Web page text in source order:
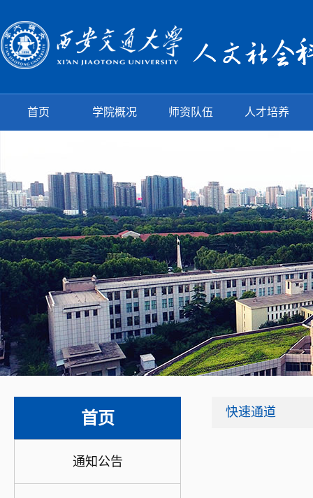
首页 学院概况 师资队伍 人才培养
首页
通知公告
快速通道